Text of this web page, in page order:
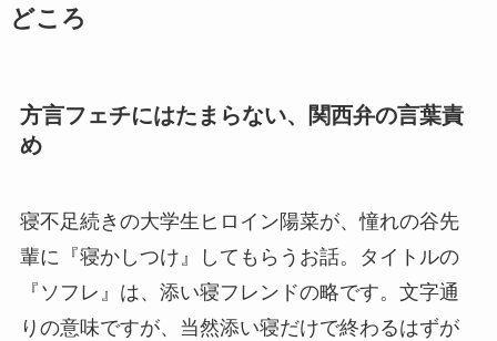
どころ
方言フェチにはたまらない、関西弁の言葉責
め
寝不足続きの大学生ヒロイン陽菜が、憧れの谷先
輩に『寝かしつけ』してもらうお話。タイトルの
『ソフレ』は、添い寝フレンドの略です。文字通
りの意味ですが、当然添い寝だけで終わるはずが